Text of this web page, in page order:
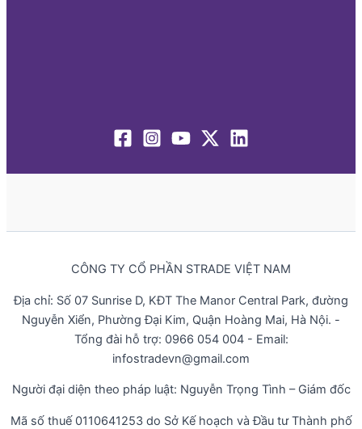
CÔNG TY CỔ PHẦN STRADE VIỆT NAM
Địa chỉ: Số 07 Sunrise D, KĐT The Manor Central Park, đường
Nguyễn Xiển, Phường Đại Kim, Quận Hoàng Mai, Hà Nội. -
Tổng đài hỗ trợ: 0966 054 004 - Email:
infostradevn@gmail.com
Người đại diện theo pháp luật: Nguyễn Trọng Tình – Giám đốc
Mã số thuế 0110641253 do Sở Kế hoạch và Đầu tư Thành phố